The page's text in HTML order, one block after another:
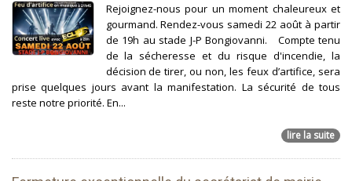
Rejoignez-nous pour un moment chaleureux et
gourmand. Rendez-vous samedi 22 août à partir
de 19h au stade J-P Bongiovanni. Compte tenu
de la sécheresse et du risque d'incendie, la
décision de tirer, ou non, les feux d’artifice, sera
prise quelques jours avant la manifestation. La sécurité de tous
reste notre priorité. En...
lire la suite